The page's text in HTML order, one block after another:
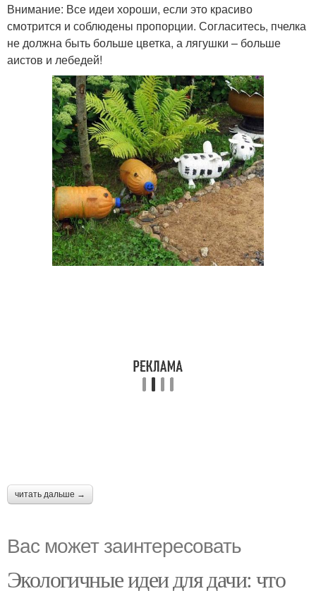
Внимание: Все идеи хороши, если это красиво
смотрится и соблюдены пропорции. Согласитесь, пчелка
не должна быть больше цветка, а лягушки – больше
аистов и лебедей!
читать дальше →
Вас может заинтересовать
Экологичные идеи для дачи: что